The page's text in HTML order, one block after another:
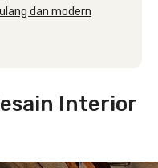
dan modern
Interior